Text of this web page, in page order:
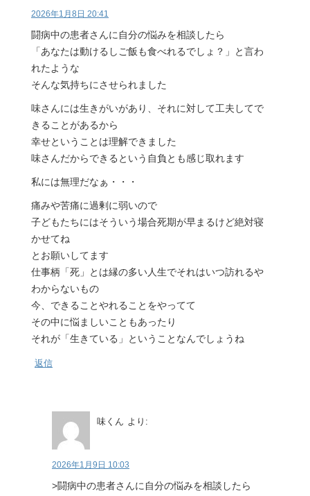
2026年1月8日 20:41
闘病中の患者さんに自分の悩みを相談したら
「あなたは動けるしご飯も食べれるでしょ？」と言わ
れたような
そんな気持ちにさせられました
味さんには生きがいがあり、それに対して工夫してで
きることがあるから
幸せということは理解できました
味さんだからできるという自負とも感じ取れます
私には無理だなぁ・・・
痛みや苦痛に過剰に弱いので
子どもたちにはそういう場合死期が早まるけど絶対寝
かせてね
とお願いしてます
仕事柄「死」とは縁の多い人生でそれはいつ訪れるや
わからないもの
今、できることやれることをやってて
その中に悩ましいこともあったり
それが「生きている」ということなんでしょうね
返信
味くん より:
2026年1月9日 10:03
>闘病中の患者さんに自分の悩みを相談したら